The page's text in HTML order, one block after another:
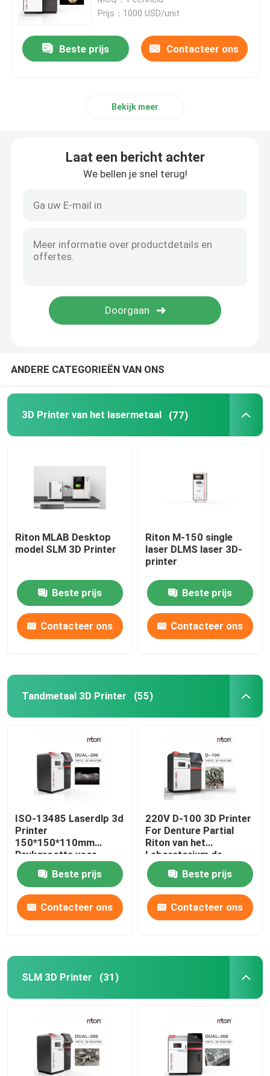
Medische 3D Printer
Juwelen 3D Printer
3D de Harsprinter van SLA
Laser Sinterende Machine
titanium 3d printer
Draadbuigmachine DMIS-V1
Draadbuigmachine DMIS-V1
Draadbuigmachine DMIS-V1
Sls
Prijs：1000 USD/unit
Beste prijs Contacteer ons
Bekijk meer
Laat een bericht achter
We bellen je snel terug!
ANDERE CATEGORIEËN VAN ONS
3D Printer van het lasermetaal (77)
Riton MLAB Desktop
model SLM 3D Printer
Beste prijs
Contacteer ons
Riton M-150 single
laser DLMS laser 3D-
printer
Beste prijs
Contacteer ons
Tandmetaal 3D Printer (55)
ISO-13485 Laserdlp 3d
Printer
150*150*110mm
Drukgrootte voor
Tandimplant Modellen
Beste prijs
Contacteer ons
220V D-100 3D Printer
For Denture Partial
Riton van het
Laboratorium de
Tandmetaal
Beste prijs
Contacteer ons
SLM 3D Printer (31)